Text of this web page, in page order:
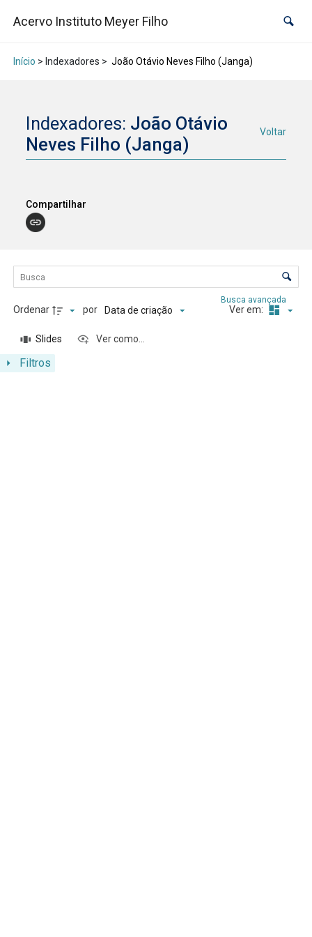
Acervo Instituto Meyer Filho
Início > Indexadores > João Otávio Neves Filho (Janga)
Indexadores: João Otávio
Neves Filho (Janga)
Voltar
Compartilhar
Lista de itens
Controle de ordenação e visualização
Filtros
Busca avançada
Ordenar por Data de criação Ver em:
Slides Ver como...